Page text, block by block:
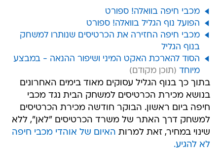
מכבי חיפה בוואלה! ספורט
הפועל נוף הגליל בוואלה! ספורט
מכבי חיפה החזירה את הכרטיסים שנותרו למשחק
בנוף הגליל
הסוד להארכת האקט המיני ושיפור ההנאה - במבצע
מיוחד
בתוך כך בנוף הגליל עסוקים מאוד בימים האחרונים
בנושא מכירת הכרטיסים למשחק הבית נגד מכבי
חיפה ביום ראשון. הבוקר חודשה מכירת הכרטיסים
למשחק דרך האתר של משרד הכרטיסים "לאן", ללא
שינוי במחיר, זאת למרות האיום של אוהדי מכבי חיפה
לא להגיע.